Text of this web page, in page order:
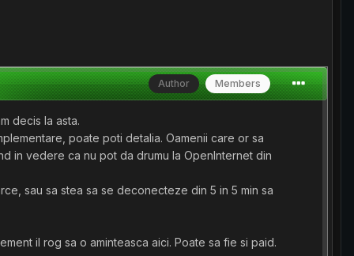
Author Members
decis la asta.
poate poti detalia. Oamenii care or sa
in vedere ca nu pot da drumu la OpenInternet din
sau sa stea sa se deconecteze din 5 in 5 min sa
il rog sa o aminteasca aici. Poate sa fie si paid.